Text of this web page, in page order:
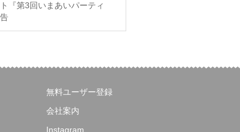
『第3回いまあいパーティ
無料ユーザー登録
会社案内
Instagram